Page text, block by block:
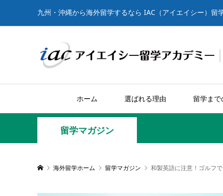
九州・沖縄から海外留学するなら IAC（アイエイシー）留
ホーム 選ばれる理由 留学ま
留学マガジン
海外留学ホーム 留学マガジン 和製英語に注意！ゴルフ